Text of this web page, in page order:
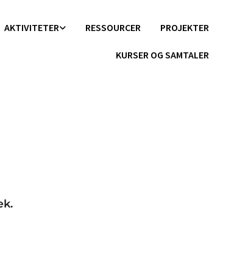
AKTIVITETER RESSOURCER PROJEKTER
KURSER OG SAMTALER